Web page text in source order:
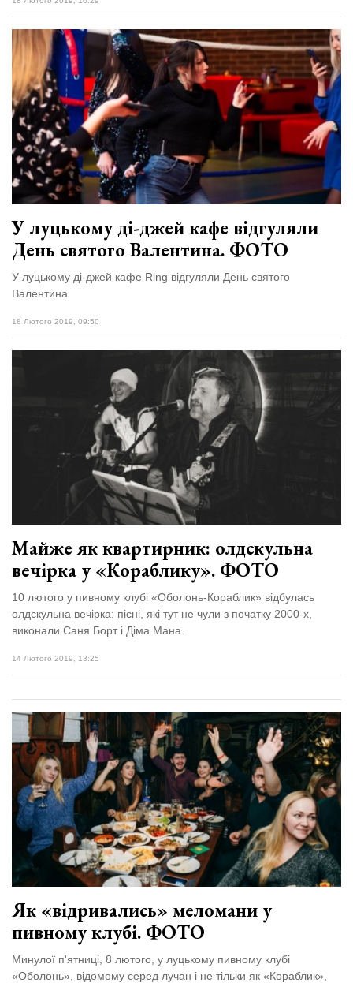
У луцькому ді-джей кафе відгуляли
День святого Валентина. ФОТО
У луцькому ді-джей кафе Ring відгуляли День святого
Валентина
18 Лютого 2019, 09:50
Майже як квартирник: олдскульна
вечірка у «Кораблику». ФОТО
10 лютого у пивному клубі «Оболонь-Кораблик» відбулась
олдскульна вечірка: пісні, які тут не чули з початку 2000-х,
виконали Саня Борт і Діма Мана.
14 Лютого 2019, 13:25
Як «відривались» меломани у
пивному клубі. ФОТО
Минулої п'ятниці, 8 лютого, у луцькому пивному клубі
«Оболонь», відомому серед лучан і не тільки як «Кораблик»,